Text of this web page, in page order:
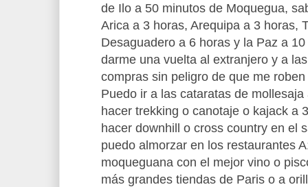
de Ilo a 50 minutos de Moquegua,
Arica a 3 horas, Arequipa a 3 horas,
Desaguadero a 6 horas y la Paz a
darme una vuelta al extranjero y a
compras sin peligro de que me
Puedo ir a las cataratas de
hacer trekking o canotaje o kajack a
hacer downhill o cross country en el
puedo almorzar en los restaurantes
moqueguana con el mejor vino o
más grandes tiendas de Paris o a